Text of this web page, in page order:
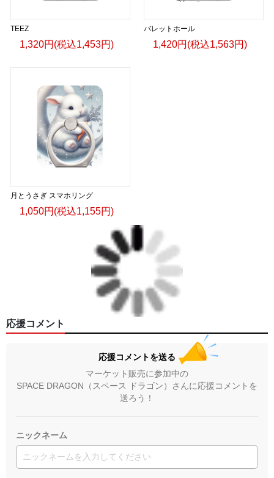
TEEZ
1,320円(税込1,453円)
バレットホール
1,420円(税込1,563円)
月とうさぎ スマホリング
1,050円(税込1,155円)
応援コメント
応援コメントを送る
マーケット販売に参加中の
SPACE DRAGON（スペース ドラゴン）さんに応援コメントを
送ろう！
ニックネーム